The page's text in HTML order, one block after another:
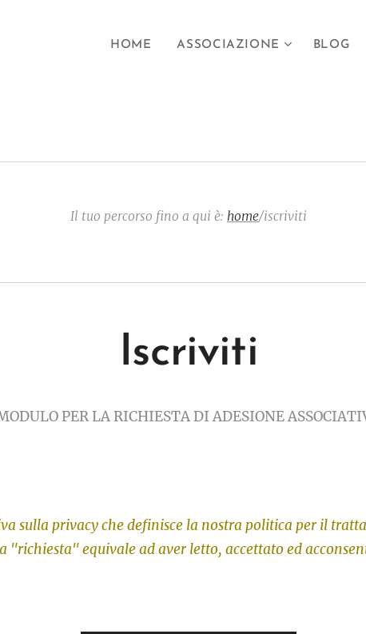
HOME ASSOCIAZIONE BLOG
Il tuo percorso fino a qui è: home/iscriviti
Iscriviti
PER LA RICHIESTA DI ADESIONE
sulla privacy che definisce la nostra politica per il
"richiesta" equivale ad aver letto, accettato ed